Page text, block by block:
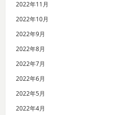
2022年11月
2022年10月
2022年9月
2022年8月
2022年7月
2022年6月
2022年5月
2022年4月